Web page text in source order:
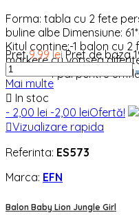
Forma: tabla cu 2 fete
buline albe Dimensiune:
Kitul contine:-1 balon
markere cu vopsea
-1 pai pentru
Pret 9,99 lei Pret de baza
Mai multe
 In stoc
- 2,00 lei -2,00 leiOfertă!
Vizualizare rapida
Referinta: ES573
Marca: EFN
Balon Baby Lion Jungle Girl